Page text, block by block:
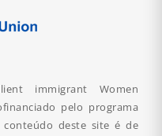
immigrant Women
pelo programa
conteúdo deste site é de